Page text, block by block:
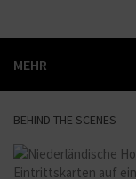
MEHR
BEHIND THE SCENES